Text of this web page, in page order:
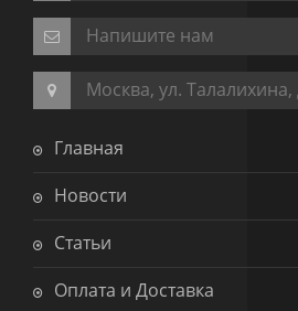
Напишите нам
Москва, ул.
Главная
Новости
Статьи
Оплата и Доставка